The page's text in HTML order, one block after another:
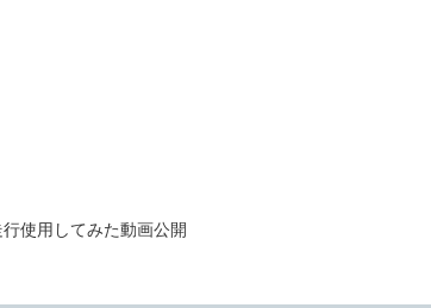
行使用してみた動画公開